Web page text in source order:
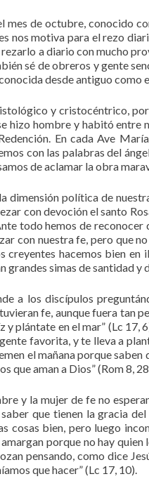
mes de octubre, conocido
nos motiva para el rezo
a diario con mucho
sé de obreros y gente
desde antiguo como
y cristocéntrico,
hizo hombre y habitó entre
En cada Ave
con las palabras del
de aclamar la obra
dimensión política de
con devoción el santo
todo hemos de reconocer
con nuestra fe, pero que
creyentes hacemos bien
grandes simas de santidad y
a los discípulos
fe, aunque fuera tan
y plántate en el mar” (Lc 17,
favorita, y te lleva a
el mañana porque
que aman a Dios” (Rom 8,
y la mujer de fe no
que tienen la gracia
cosas bien, pero luego
porque no hay
pensando, como dice
que hacer” (Lc 17, 10).